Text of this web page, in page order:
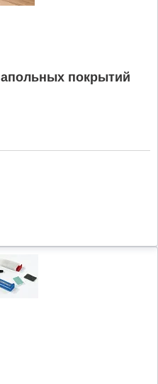
покрытий